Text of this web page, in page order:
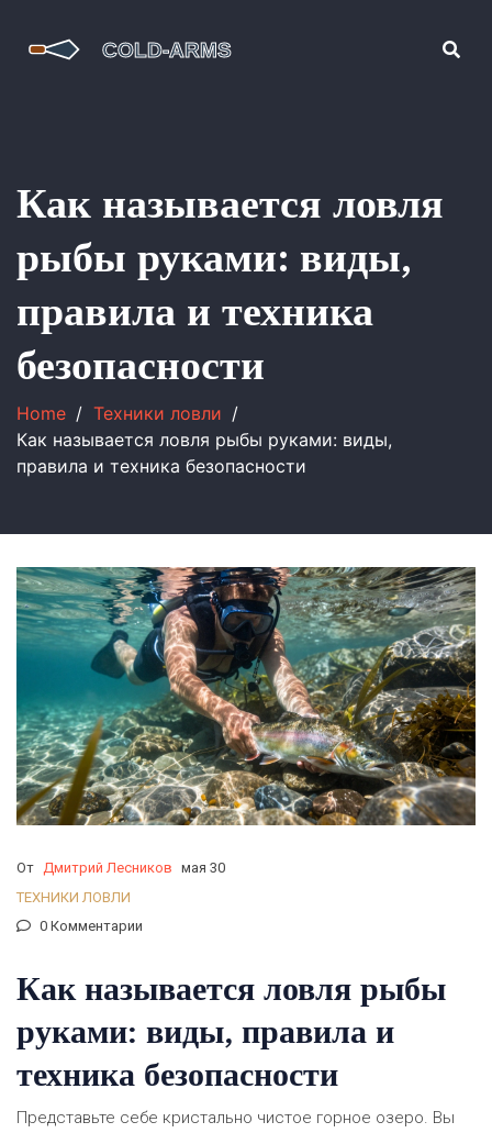
Как называется ловля
рыбы руками: виды,
правила и техника
безопасности
Home
Техники ловли
Как называется ловля рыбы руками: виды,
правила и техника безопасности
От Дмитрий Лесников мая 30
ТЕХНИКИ ЛОВЛИ
0 Комментарии
Как называется ловля рыбы
руками: виды, правила и
техника безопасности
Представьте себе кристально чистое горное озеро. Вы